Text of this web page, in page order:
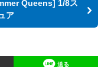
Queens] 1/8ス
ア
送る